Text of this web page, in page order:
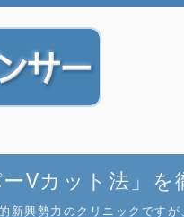
Vカット法」を
新興勢力のクリニックです